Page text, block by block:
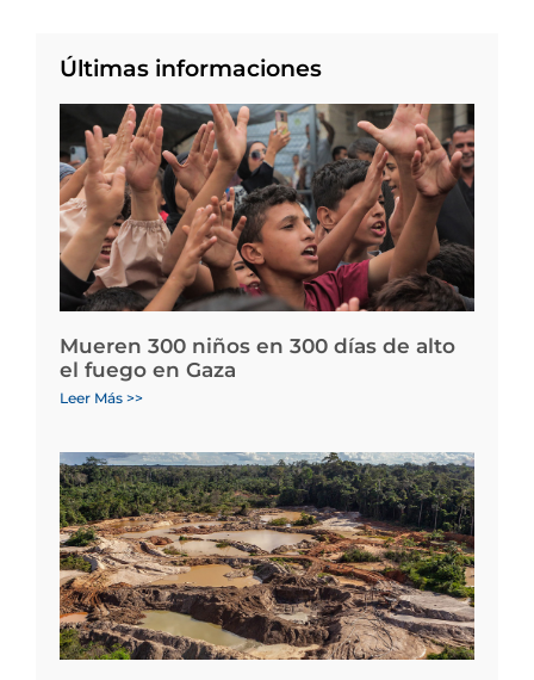
Últimas informaciones
Mueren 300 niños en 300 días de alto
el fuego en Gaza
Leer Más >>